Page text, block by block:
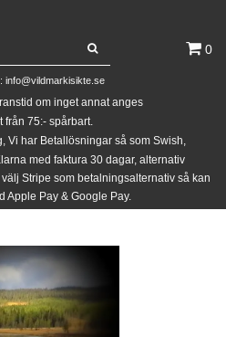
0
info@vildmarkisikte.se
om inget annat anges
från 75:- spårbart.
Vi har Betallösningar så som Swish,
med faktura 30 dagar, alternativ
Stripe som betalningsalternativ så kan
Apple Pay & Google Pay.